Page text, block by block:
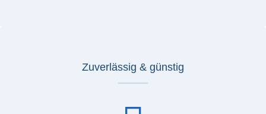
Zuverlässig & günstig